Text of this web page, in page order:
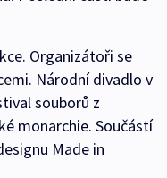
Organizátoři se
Národní divadlo v
souborů z
monarchie. Součástí
Made in